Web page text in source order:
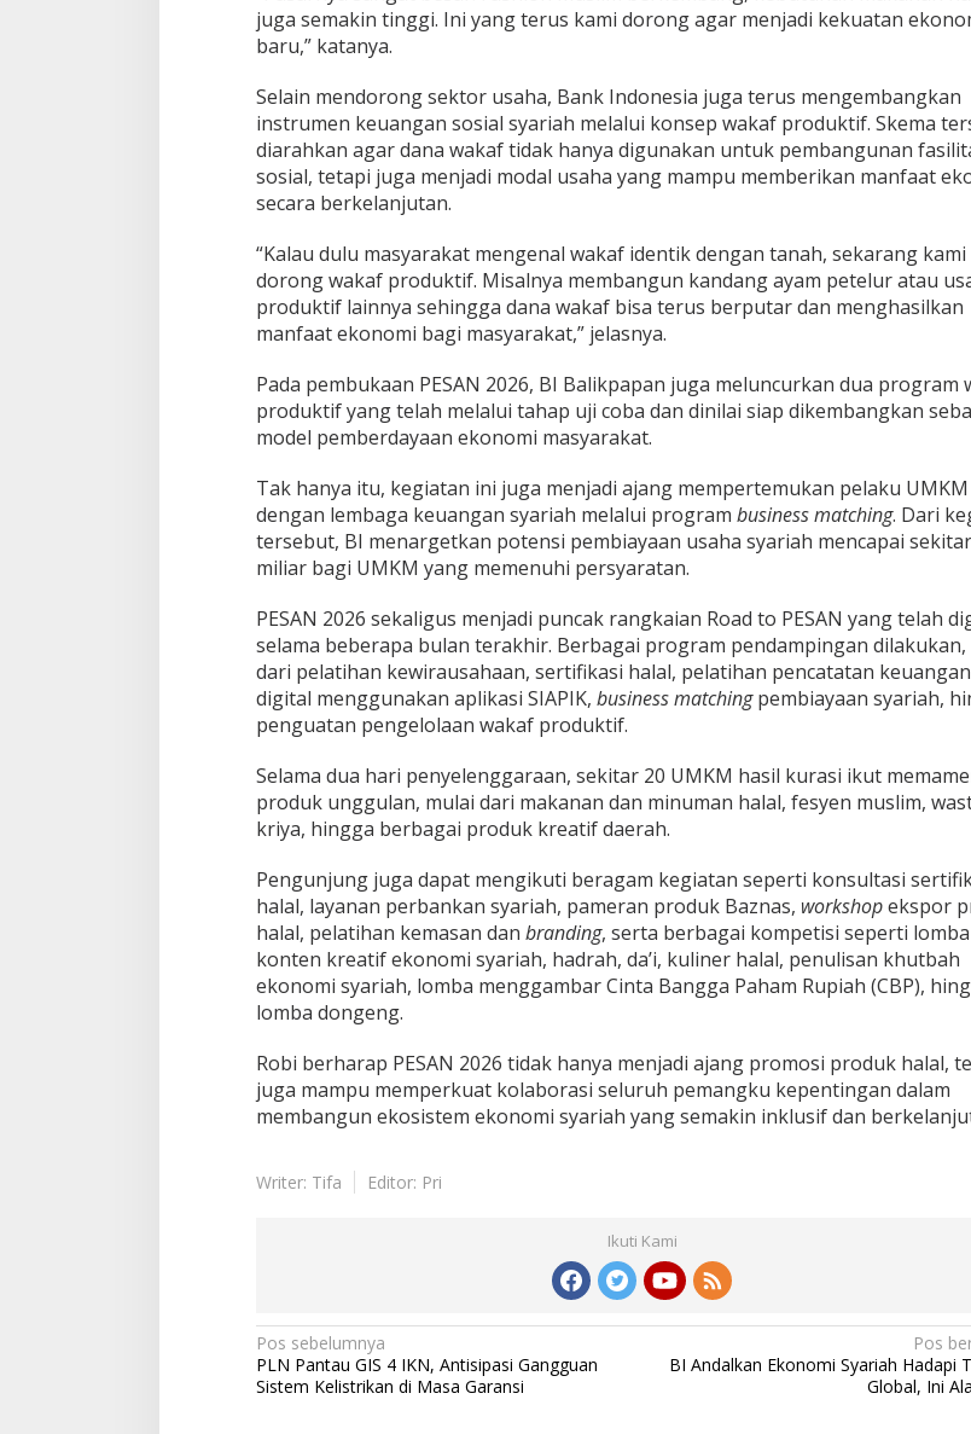
juga semakin tinggi. Ini yang terus kami dorong agar menjadi kekuatan
baru,” katanya.
Selain mendorong sektor usaha, Bank Indonesia juga terus mengembangkan
instrumen keuangan sosial syariah melalui konsep wakaf produktif. Skema
diarahkan agar dana wakaf tidak hanya digunakan untuk pembangunan
sosial, tetapi juga menjadi modal usaha yang mampu memberikan manfaat
secara berkelanjutan.
“Kalau dulu masyarakat mengenal wakaf identik dengan tanah, sekarang kami
dorong wakaf produktif. Misalnya membangun kandang ayam petelur atau
produktif lainnya sehingga dana wakaf bisa terus berputar dan menghasilkan
manfaat ekonomi bagi masyarakat,” jelasnya.
Pada pembukaan PESAN 2026, BI Balikpapan juga meluncurkan dua program
produktif yang telah melalui tahap uji coba dan dinilai siap dikembangkan
model pemberdayaan ekonomi masyarakat.
Tak hanya itu, kegiatan ini juga menjadi ajang mempertemukan pelaku UMKM
dengan lembaga keuangan syariah melalui program business matching. Dari
tersebut, BI menargetkan potensi pembiayaan usaha syariah mencapai
miliar bagi UMKM yang memenuhi persyaratan.
PESAN 2026 sekaligus menjadi puncak rangkaian Road to PESAN yang telah
selama beberapa bulan terakhir. Berbagai program pendampingan dilakukan,
dari pelatihan kewirausahaan, sertifikasi halal, pelatihan pencatatan keuangan
digital menggunakan aplikasi SIAPIK, business matchingpembiayaan syariah,
penguatan pengelolaan wakaf produktif.
Selama dua hari penyelenggaraan, sekitar 20 UMKM hasil kurasi ikut
produk unggulan, mulai dari makanan dan minuman halal, fesyen muslim,
kriya, hingga berbagai produk kreatif daerah.
Pengunjung juga dapat mengikuti beragam kegiatan seperti konsultasi
halal, layanan perbankan syariah, pameran produk Baznas, workshopekspor
halal, pelatihan kemasan dan branding, serta berbagai kompetisi seperti lomba
konten kreatif ekonomi syariah, hadrah, da’i, kuliner halal, penulisan khutbah
ekonomi syariah, lomba menggambar Cinta Bangga Paham Rupiah (CBP),
lomba dongeng.
Robi berharap PESAN 2026 tidak hanya menjadi ajang promosi produk halal,
juga mampu memperkuat kolaborasi seluruh pemangku kepentingan dalam
membangun ekosistem ekonomi syariah yang semakin inklusif dan
Writer: Tifa Editor: Pri
Ikuti Kami
Navigasi
pos
Pos sebelumnya
PLN Pantau GIS 4 IKN, Antisipasi Gangguan
Sistem Kelistrikan di Masa Garansi
Pos
BI Andalkan Ekonomi Syariah Hadapi
Global, Ini